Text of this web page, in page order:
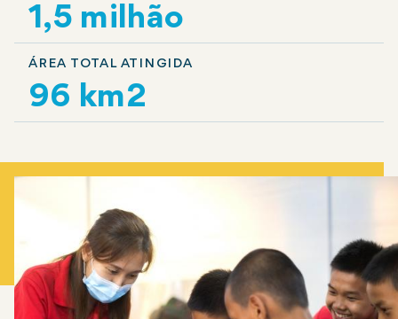
1,5 milhão
ÁREA TOTAL ATINGIDA
96 km2